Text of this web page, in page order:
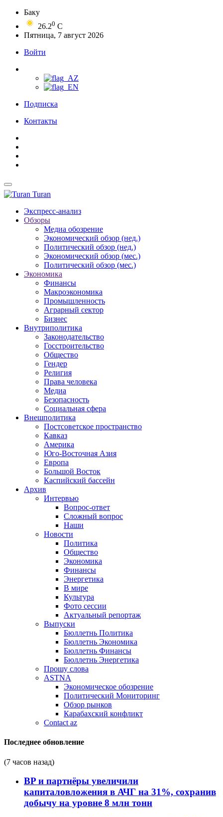
Баку
26.20 C
Пятница, 7 август 2026
Войти
Подписка
Контакты
Turan
Экспресс-анализ
Обзоры
Медиа обозрение
Экономический обзор (нед.)
Политический обзор (нед.)
Экономический обзор (мес.)
Политический обзор (мес.)
Экономика
Финансы
Макроэкономика
Промышленность
Аграрный сектор
Бизнес
Внутриполитика
Законодательство
Госстроительство
Общество
Гендер
Религия
Права человека
Медиа
Безопасность
Социальная сфера
Внешполитика
Постсоветское пространство
Кавказ
Америка
Юго-Восточная Азия
Европа
Большой Восток
Каспийский бассейн
Архив
Интервью
Вопрос-ответ
Сложный вопрос
Наши
Новости
Политика
Общество
Экономика
Финансы
Энергетика
В мире
Культура
Фото сессии
Актуальный репортаж
Выпуски
Бюллетнь Политика
Бюллетнь Экономика
Бюллетнь Финансы
Бюллетнь Энергетика
Прошу слова
ASTNA
Экономическое обозрение
Политический Мониторинг
Обзор рынков
Карабахский конфликт
Contact az
Последнее обновление
(7 часов назад)
BP и партнёры увеличили
капиталовложения в АЧГ на 31%, сохранив
добычу на уровне 8 млн тонн